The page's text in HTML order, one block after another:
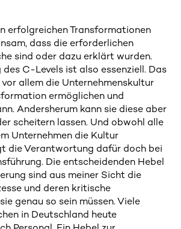
erfolgreichen Transformationen
dass die erforderlichen
sind oder dazu erklärt wurden.
des C-Levels ist also essenziell. Das
allem die Unternehmenskultur
ermöglichen und
Andersherum kann sie diese aber
scheitern lassen. Und obwohl alle
Unternehmen die Kultur
die Verantwortung dafür doch bei
Die entscheidenden Hebel
sind aus meiner Sicht die
und deren kritische
genau so sein müssen. Viele
in Deutschland heute